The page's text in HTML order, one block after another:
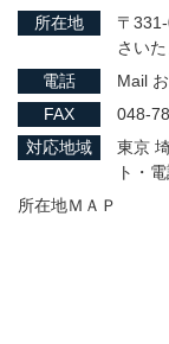
所在地
〒
さい
電話
Mail
FAX
048-
対応地域
東京
ト・
所在地ＭＡＰ